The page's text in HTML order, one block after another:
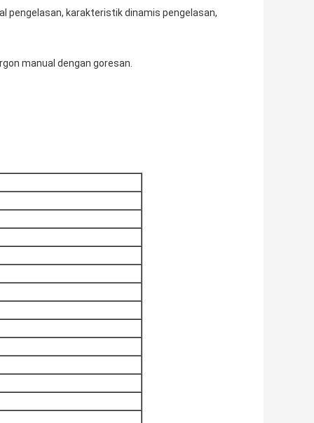
pengelasan, karakteristik dinamis pengelasan,
manual dengan goresan.